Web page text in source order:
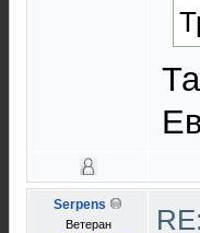
Serpens
Ветеран